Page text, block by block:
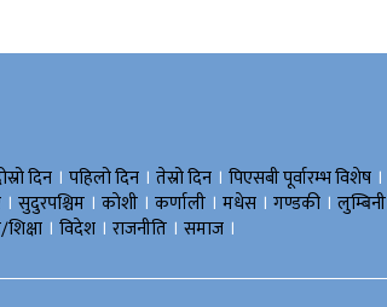
दिन । पहिलो दिन । तेस्रो दिन । पिएसबी पूर्वारम्भ विशेष ।
। सुदुरपश्चिम । काेशी । कर्णाली । मधेस । गण्डकी । लुम्बिनी
। विदेश । राजनीति । समाज ।